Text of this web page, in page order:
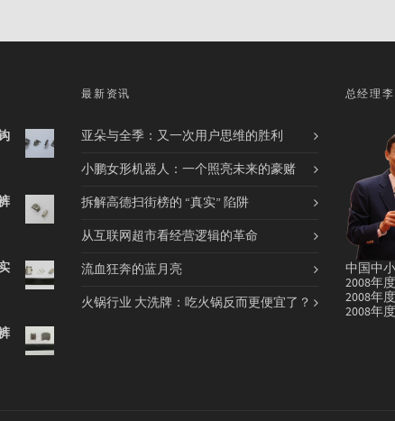
最新资讯
亚朵与全季：又一次用户思维的胜利
小鹏女形机器人：一个照亮未来的豪赌
拆解高德扫街榜的 “真实” 陷阱
从互联网超市看经营逻辑的革命
流血狂奔的蓝月亮
火锅行业 大洗牌：吃火锅反而更便宜了？
总经理
中国中
2008年
2008年
2008年